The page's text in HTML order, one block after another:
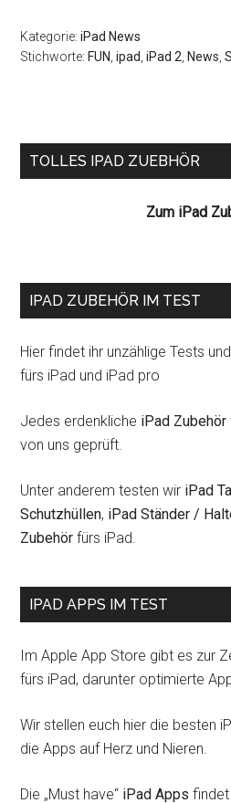
Kategorie:iPad News
Stichworte: FUN ,ipad ,iPad 2 News ,
Seitenspalte
TOLLES IPAD ZUEBHÖR
Zum iPad
IPAD ZUBEHÖR IM TEST
Hier findet ihr unzählige Tests
fürs iPad und iPad pro
Jedes erdenkliche iPad Zubehör
von uns geprüft.
Unter anderem testen wir iPad
Schutzhüllen, iPad Ständer /
Zubehör fürs iPad.
IPAD APPS IM TEST
Im Apple App Store gibt es zur
fürs iPad, darunter optimierte
Wir stellen euch hier die besten
die Apps auf Herz und Nieren.
Die „Must have“ iPad Apps findet